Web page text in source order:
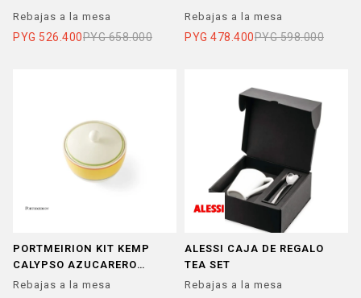
Rebajas a la mesa
PYG 526.400PYG 658.000
Rebajas a la mesa
PYG 478.400PYG 598.000
PORTMEIRION KIT KEMP
CALYPSO AZUCARERO
AMARILLO
Rebajas a la mesa
ALESSI CAJA DE REGALO
TEA SET
Rebajas a la mesa